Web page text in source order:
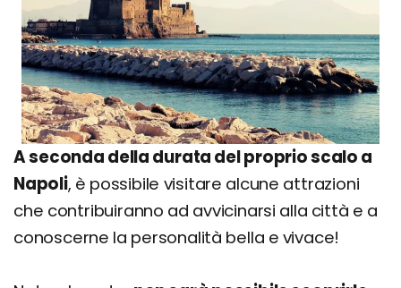
A seconda della durata del proprio scalo a
Napoli, è possibile visitare alcune attrazioni
che contribuiranno ad avvicinarsi alla città e a
conoscerne la personalità bella e vivace!